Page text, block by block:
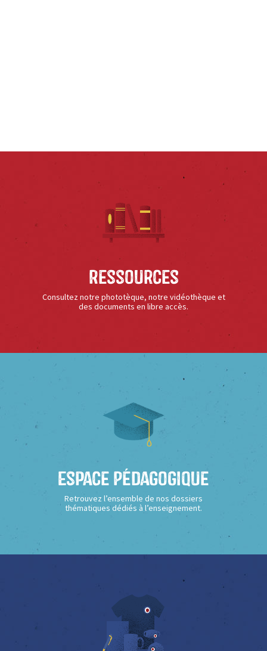
Ressources
Consultez notre phototèque, notre vidéothèque et
des documents en libre accès.
Espace Pédagogique
Retrouvez l’ensemble de nos dossiers
thématiques dédiés à l’enseignement.